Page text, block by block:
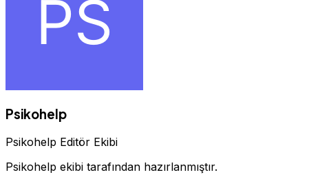
Psikohelp
Psikohelp Editör Ekibi
Psikohelp ekibi tarafından hazırlanmıştır.